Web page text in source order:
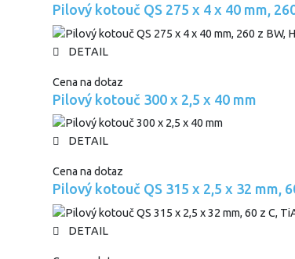
Pilový kotouč QS 275 x 4 x 40 mm,
DETAIL
Cena na dotaz
Pilový kotouč 300 x 2,5 x 40 mm
DETAIL
Cena na dotaz
Pilový kotouč QS 315 x 2,5 x 32 mm,
DETAIL